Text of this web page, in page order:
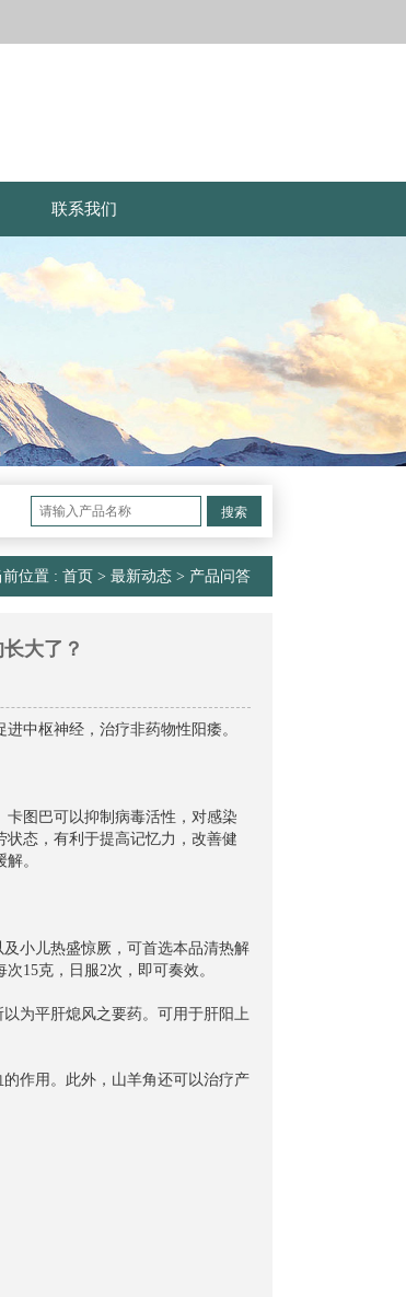
联系我们
搜索
前位置 : 首页 > 最新动态 > 产品问答
大了？
中枢神经，治疗非药物性阳痿。
图巴可以抑制病毒活性，对感染
态，有利于提高记忆力，改善健
。
小儿热盛惊厥，可首选本品清热解
15克，日服2次，即可奏效。
为平肝熄风之要药。可用于肝阳上
作用。此外，山羊角还可以治疗产